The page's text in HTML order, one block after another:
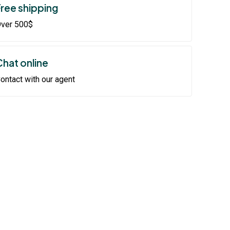
shipping
500$
online
with our agent